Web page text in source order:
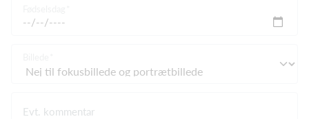
Evt. kommentar